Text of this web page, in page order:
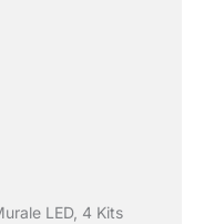
LED, 4 Kits